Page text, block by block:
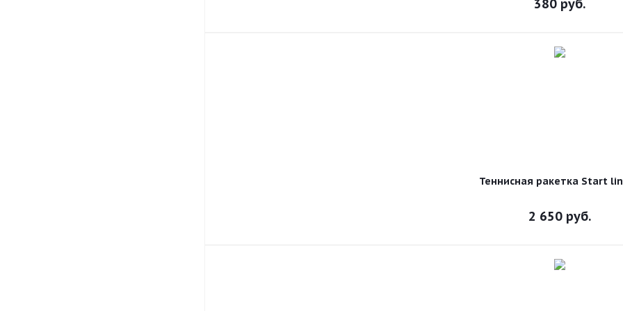
380 руб.
Теннисная ракетка Start
2 650 руб.